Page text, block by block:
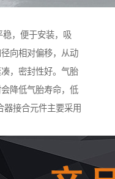
，便于安装，吸
向相对偏移，从动
，密封性好。气胎
降低气胎寿命，低
接合元件主要采用